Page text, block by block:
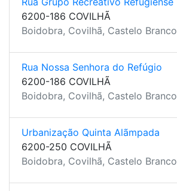
6200-186 COVILHÃ
Boidobra, Covilhã, Castelo Branco
Rua Nossa Senhora do Refúgio
6200-186 COVILHÃ
Boidobra, Covilhã, Castelo Branco
Urbanização Quinta Alãmpada
6200-250 COVILHÃ
Boidobra, Covilhã, Castelo Branco